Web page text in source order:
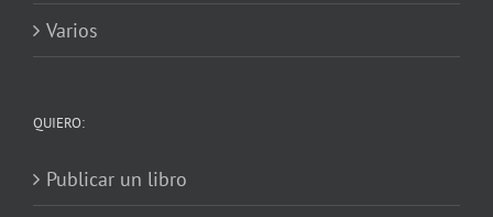
Varios
QUIERO:
Publicar un libro